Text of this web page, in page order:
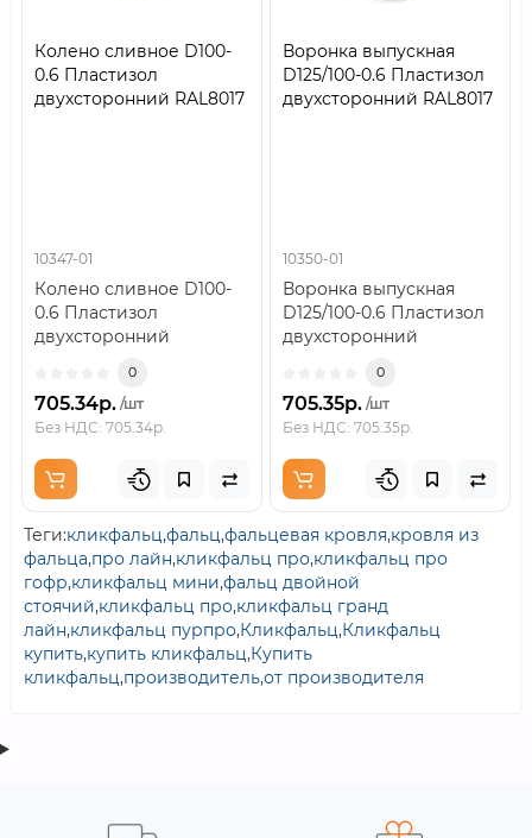
Колено сливное D100-
0.6 Пластизол
двухсторонний RAL8017
10347-01
Колено сливное D100-
0.6 Пластизол
двухсторонний
0
705.34р. /шт
Без НДС: 705.34р.
Воронка выпускная
D125/100-0.6 Пластизол
двухсторонний RAL8017
10350-01
Воронка выпускная
D125/100-0.6 Пластизол
двухсторонний
0
705.35р. /шт
Без НДС: 705.35р.
Теги:кликфальц,фальц,фальцевая кровля,кровля из
фальца,про лайн,кликфальц про,кликфальц про
гофр,кликфальц мини,фальц двойной
стоячий,кликфальц про,кликфальц гранд
лайн,кликфальц пурпро,Кликфальц,Кликфальц
купить,купить кликфальц,Купить
кликфальц,производитель,от производителя